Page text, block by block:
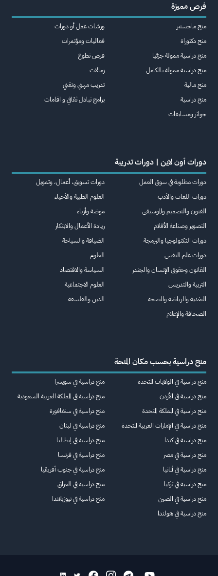
فرص مميزة
منح ماجستير
منح دكتوراة
منح دراسية ممولة جزئيا
منح دراسية ممولة بالكامل
منح مالية
منح دراسية
جوائز ومسابقات
ورشات عمل أو دورات
فعاليات ومؤتمرات
فرص تطوع
زمالات
تدريب مهني وتقني
برامج تبادل ثقافي و اقامات
دورات أون لاين | دورات تدريبة
دورات مطلوبة في سوق العمل
دورات اللغات والأدب
الفنون والتصميم والموسيقى
التصوير وصناعة الأفلام
دورات التكنولوجيا والبرمجة
دورات علم النفس
القانون وحقوق الإنسان والجندر
التربية والتدريس
التغذية والرياضة والصحة
الصحافة والإعلام
دورات تسويق، أعمال، وتمويل
العلوم الطبية والأحياء
موضة وأزياء
ريادة الأعمال والابتكار
الضيافة والسياحة
العلوم
السياسة والاقتصاد
العلوم الاجتماعية
الدين والفلسفة
منح دراسية بحسب مكان المنحة
منح دراسية في الولايات المتحدة
منح دراسية في الأردن
منح دراسية في المملكة المتحدة
منح دراسية في الإمارات العربية المتحدة
منح دراسية في كندا
منح دراسية في مصر
منح دراسية في ألمانيا
منح دراسية في تركيا
منح دراسية في الصين
منح دراسية في هولندا
منح دراسية في سويسرا
منح دراسية في المملكة العربية السعودية
منح دراسية في سنغافورة
منح دراسية في لبنان
منح دراسية في إيطاليا
منح دراسية في فرنسا
منح دراسية في جنوب أفريقيا
منح دراسية في العراق
منح دراسية في نيوزيلاندا